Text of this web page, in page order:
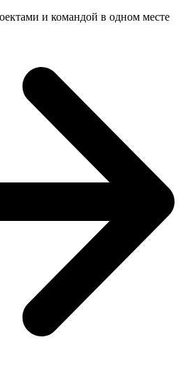
и командой в одном месте